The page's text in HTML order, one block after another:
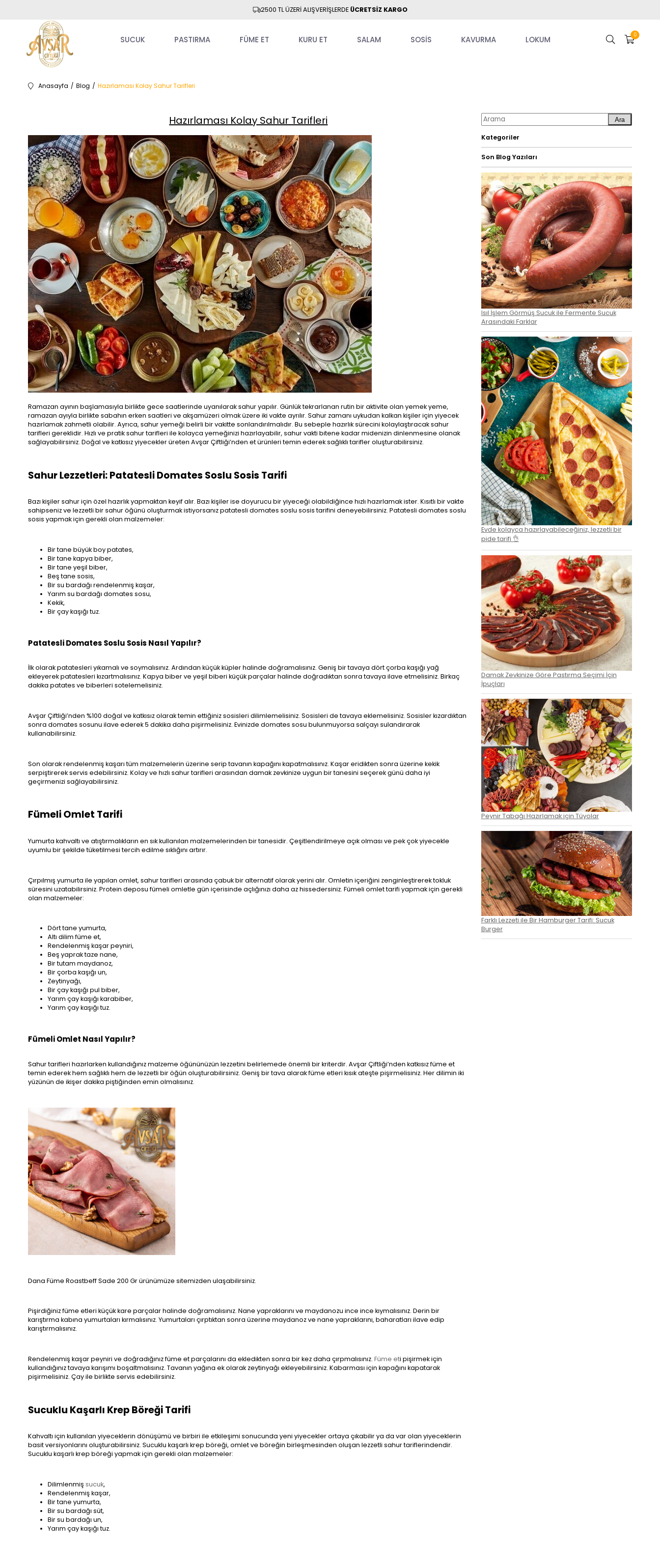
2500 TL ÜZERİ ALIŞVERİŞLERDE ÜCRETSİZ KARGO
0
SUCUK PASTIRMA FÜME ET KURU ET SALAM SOSİS KAVURMA LOKUM
Anasayfa Blog Hazırlaması Kolay Sahur Tarifleri
Hazırlaması Kolay Sahur Tarifleri
Ramazan ayının başlamasıyla birlikte gece saatlerinde uyanılarak sahur yapılır. Günlük tekrarlanan rutin bir aktivite olan yemek yeme,
ramazan ayıyla birlikte sabahın erken saatleri ve akşamüzeri olmak üzere iki vakte ayrılır. Sahur zamanı uykudan kalkan kişiler için yiyecek
hazırlamak zahmetli olabilir. Ayrıca, sahur yemeği belirli bir vakitte sonlandırılmalıdır. Bu sebeple hazırlık sürecini kolaylaştıracak sahur
tarifleri gereklidir. Hızlı ve pratik sahur tarifleri ile kolayca yemeğinizi hazırlayabilir, sahur vakti bitene kadar midenizin dinlenmesine olanak
sağlayabilirsiniz. Doğal ve katkısız yiyecekler üreten Avşar Çiftliği’nden et ürünleri temin ederek sağlıklı tarifler oluşturabilirsiniz.
Sahur Lezzetleri: Patatesli Domates Soslu Sosis Tarifi
Bazı kişiler sahur için özel hazırlık yapmaktan keyif alır. Bazı kişiler ise doyurucu bir yiyeceği olabildiğince hızlı hazırlamak ister. Kısıtlı bir vakte
sahipseniz ve lezzetli bir sahur öğünü oluşturmak istiyorsanız patatesli domates soslu sosis tarifini deneyebilirsiniz. Patatesli domates soslu
sosis yapmak için gerekli olan malzemeler:
Bir tane büyük boy patates,
Bir tane kapya biber,
Bir tane yeşil biber,
Beş tane sosis,
Bir su bardağı rendelenmiş kaşar,
Yarım su bardağı domates sosu,
Kekik,
Bir çay kaşığı tuz.
Patatesli Domates Soslu Sosis Nasıl Yapılır?
İlk olarak patatesleri yıkamalı ve soymalısınız. Ardından küçük küpler halinde doğramalısınız. Geniş bir tavaya dört çorba kaşığı yağ
ekleyerek patatesleri kızartmalısınız. Kapya biber ve yeşil biberi küçük parçalar halinde doğradıktan sonra tavaya ilave etmelisiniz. Birkaç
dakika patates ve biberleri sotelemelisiniz.
Avşar Çiftliği’nden %100 doğal ve katkısız olarak temin ettiğiniz sosisleri dilimlemelisiniz. Sosisleri de tavaya eklemelisiniz. Sosisler kızardıktan
sonra domates sosunu ilave ederek 5 dakika daha pişirmelisiniz. Evinizde domates sosu bulunmuyorsa salçayı sulandırarak
kullanabilirsiniz.
Son olarak rendelenmiş kaşarı tüm malzemelerin üzerine serip tavanın kapağını kapatmalısınız. Kaşar eridikten sonra üzerine kekik
serpiştirerek servis edebilirsiniz. Kolay ve hızlı sahur tarifleri arasından damak zevkinize uygun bir tanesini seçerek günü daha iyi
geçirmenizi sağlayabilirsiniz.
Fümeli Omlet Tarifi
Yumurta kahvaltı ve atıştırmalıkların en sık kullanılan malzemelerinden bir tanesidir. Çeşitlendirilmeye açık olması ve pek çok yiyecekle
uyumlu bir şekilde tüketilmesi tercih edilme sıklığını artırır.
Çırpılmış yumurta ile yapılan omlet, sahur tarifleri arasında çabuk bir alternatif olarak yerini alır. Omletin içeriğini zenginleştirerek tokluk
süresini uzatabilirsiniz. Protein deposu fümeli omletle gün içerisinde açlığınızı daha az hissedersiniz. Fümeli omlet tarifi yapmak için gerekli
olan malzemeler:
Dört tane yumurta,
Altı dilim füme et,
Rendelenmiş kaşar peyniri,
Beş yaprak taze nane,
Bir tutam maydanoz,
Bir çorba kaşığı un,
Zeytinyağı,
Bir çay kaşığı pul biber,
Yarım çay kaşığı karabiber,
Yarım çay kaşığı tuz.
Fümeli Omlet Nasıl Yapılır?
Sahur tarifleri hazırlarken kullandığınız malzeme öğününüzün lezzetini belirlemede önemli bir kriterdir. Avşar Çiftliği’nden katkısız füme et
temin ederek hem sağlıklı hem de lezzetli bir öğün oluşturabilirsiniz. Geniş bir tava alarak füme etleri kısık ateşte pişirmelisiniz. Her dilimin iki
yüzünün de ikişer dakika piştiğinden emin olmalısınız.
Dana Füme Roastbeff Sade 200 Gr ürünümüze sitemizden ulaşabilirsiniz.
Pişirdiğiniz füme etleri küçük kare parçalar halinde doğramalısınız. Nane yapraklarını ve maydanozu ince ince kıymalısınız. Derin bir
karıştırma kabına yumurtaları kırmalısınız. Yumurtaları çırptıktan sonra üzerine maydanoz ve nane yapraklarını, baharatları ilave edip
karıştırmalısınız.
Rendelenmiş kaşar peyniri ve doğradığınız füme et parçalarını da ekledikten sonra bir kez daha çırpmalısınız. Füme eti pişirmek için
kullandığınız tavaya karışımı boşaltmalısınız. Tavanın yağına ek olarak zeytinyağı ekleyebilirsiniz. Kabarması için kapağını kapatarak
pişirmelisiniz. Çay ile birlikte servis edebilirsiniz.
Sucuklu Kaşarlı Krep Böreği Tarifi
Kahvaltı için kullanılan yiyeceklerin dönüşümü ve birbiri ile etkileşimi sonucunda yeni yiyecekler ortaya çıkabilir ya da var olan yiyeceklerin
basit versiyonlarını oluşturabilirsiniz. Sucuklu kaşarlı krep böreği, omlet ve böreğin birleşmesinden oluşan lezzetli sahur tariflerindendir.
Sucuklu kaşarlı krep böreği yapmak için gerekli olan malzemeler:
Dilimlenmiş sucuk,
Rendelenmiş kaşar,
Bir tane yumurta,
Bir su bardağı süt,
Bir su bardağı un,
Yarım çay kaşığı tuz.
Ara
Kategoriler
Son Blog Yazıları
Isıl İşlem Görmüş Sucuk ile Fermente Sucuk
Arasındaki Farklar
Evde kolayca hazırlayabileceğiniz, lezzetli bir
pide tarifi 👌
Damak Zevkinize Göre Pastırma Seçimi İçin
İpuçları
Peynir Tabağı Hazırlamak için Tüyolar
Farklı Lezzeti ile Bir Hamburger Tarifi: Sucuk
Burger